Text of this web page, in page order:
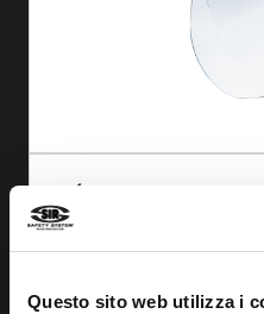
Questo sito web utilizza i
MÁSCARA DE